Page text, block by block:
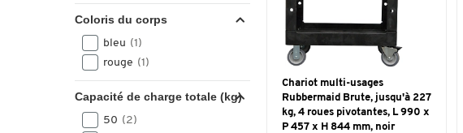
Coloris du corps
bleu (1)
rouge (1)
Capacité de charge totale (kg)
50 (2)
Chariot multi-usages
Rubbermaid Brute, jusqu'à 227
kg, 4 roues pivotantes, L 990 x
P 457 x H 844 mm, noir